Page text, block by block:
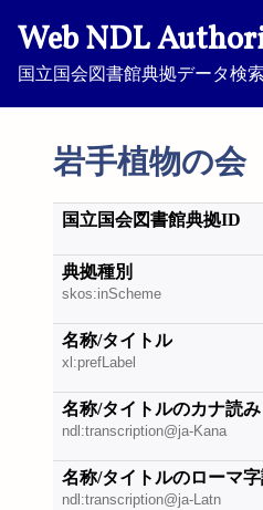
Web NDL
国立国会図書館典拠データ検
岩手植物の会
国立国会図書館典拠ID
典拠種別
skos:inScheme
名称/タイトル
xl:prefLabel
名称/タイトルのカナ読み
ndl:transcription@ja-Kana
名称/タイトルのローマ
ndl:transcription@ja-Latn